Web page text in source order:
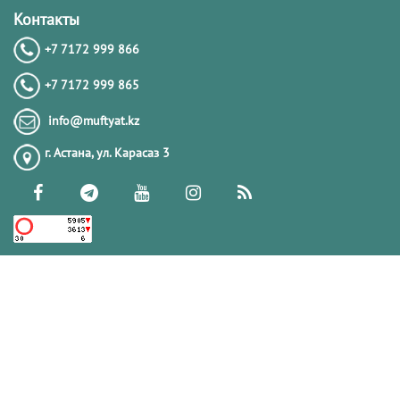
Контакты
+7 7172 999 866
+7 7172 999 865
info@muftyat.kz
г. Астана, ул. Карасаз 3